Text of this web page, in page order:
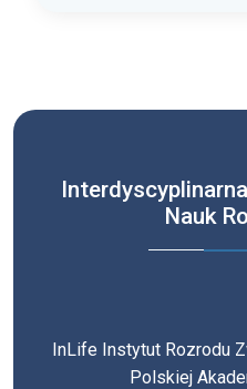
Nauk
InLife Instytut Rozrodu
Polskiej